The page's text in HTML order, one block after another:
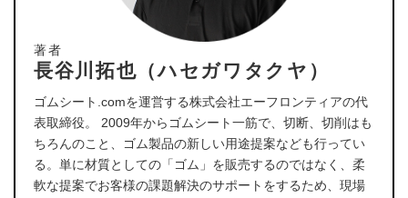
著者
長谷川拓也（ハセガワタクヤ）
ゴムシート.comを運営する株式会社エーフロンティアの代
表取締役。 2009年からゴムシート一筋で、切断、切削はも
ちろんのこと、ゴム製品の新しい用途提案なども行ってい
る。単に材質としての「ゴム」を販売するのではなく、柔
軟な提案でお客様の課題解決のサポートをするため、現場